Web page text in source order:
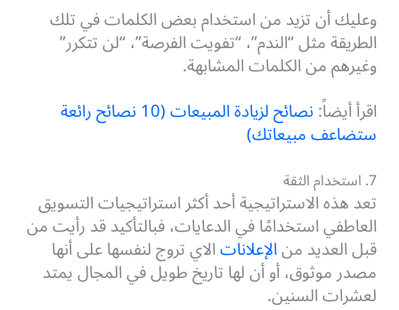
وعليك أن تزيد من استخدام بعض الكلمات في تلك
الطريقة مثل “الندم”، “تفويت الفرصة”، “لن تتكرر”
وغيرهم من الكلمات المشابهة.
اقرأ أيضاً:
نصائح لزيادة المبيعات (10 نصائح رائعة
ستضاعف مبيعاتك)
7. استخدام الثقة
تعد هذه الاستراتيجية أحد أكثر استراتيجيات التسويق
العاطفي استخدامًا في الدعايات، فبالتأكيد قد رأيت من
قبل العديد منالإعلاناتالاي تروج لنفسها على أنها
مصدر موثوق، أو أن لها تاريخ طويل في المجال يمتد
لعشرات السنين.